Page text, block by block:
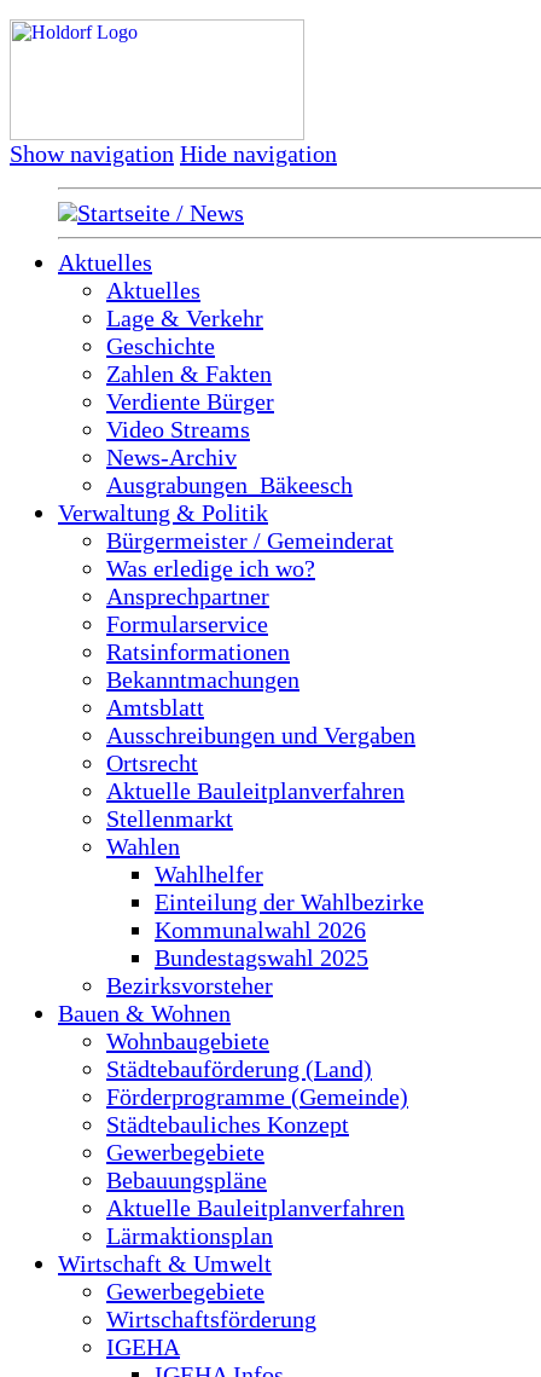
Show navigation Hide navigation
Startseite / News
Aktuelles
Aktuelles
Lage & Verkehr
Geschichte
Zahlen & Fakten
Verdiente Bürger
Video Streams
News-Archiv
Ausgrabungen_Bäkeesch
Verwaltung & Politik
Bürgermeister / Gemeinderat
Was erledige ich wo?
Ansprechpartner
Formularservice
Ratsinformationen
Bekanntmachungen
Amtsblatt
Ausschreibungen und Vergaben
Ortsrecht
Aktuelle Bauleitplanverfahren
Stellenmarkt
Wahlen
Wahlhelfer
Einteilung der Wahlbezirke
Kommunalwahl 2026
Bundestagswahl 2025
Bezirksvorsteher
Bauen & Wohnen
Wohnbaugebiete
Städtebauförderung (Land)
Förderprogramme (Gemeinde)
Städtebauliches Konzept
Gewerbegebiete
Bebauungspläne
Aktuelle Bauleitplanverfahren
Lärmaktionsplan
Wirtschaft & Umwelt
Gewerbegebiete
Wirtschaftsförderung
IGEHA